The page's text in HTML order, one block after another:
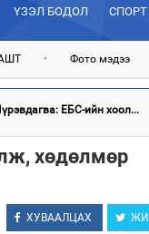
ҮЗЭЛ БОДОЛ СПОРТ
• Фото мэдээ
ЕБС-ийн хоол...
хөдөлмөр
ХУВААЛЦАХ